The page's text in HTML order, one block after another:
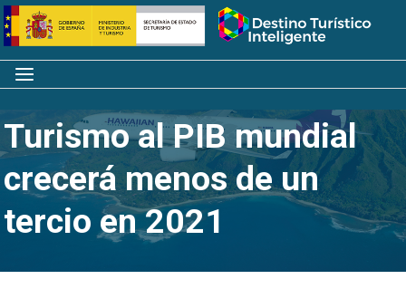
Saltar
al
contenido
Inicio
Menú
La contribución del
Turismo al PIB mundial
crecerá menos de un
tercio en 2021